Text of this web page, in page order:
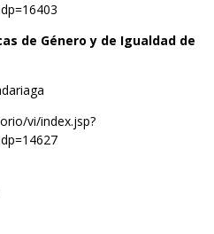
de Género y de Igualdad de
vi/index.jsp?